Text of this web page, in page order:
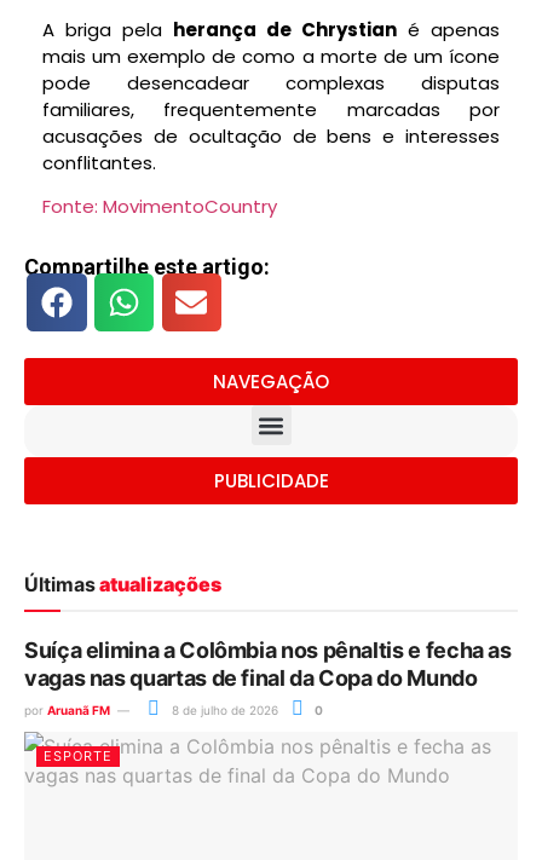
A briga pela herança de Chrystian é apenas
mais um exemplo de como a morte de um ícone
pode desencadear complexas disputas
familiares, frequentemente marcadas por
acusações de ocultação de bens e interesses
conflitantes.
Fonte: MovimentoCountry
Compartilhe este artigo:
NAVEGAÇÃO
PUBLICIDADE
Últimasatualizações
Suíça elimina a Colômbia nos pênaltis e fecha as
vagas nas quartas de final da Copa do Mundo
por Aruanã FM 8 de julho de 2026 0
ESPORTE